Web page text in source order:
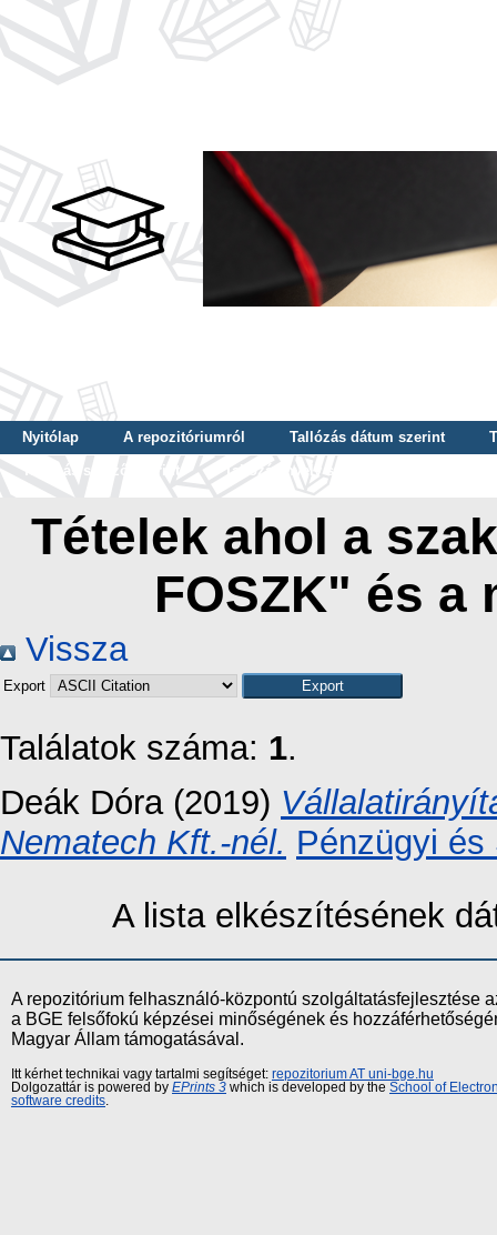
Nyitólap A repozitóriumról Tallózás dátum szerint
Tallózás szerző szerint
Tallózás nyelv szerint
Tételek ahol a
FOSZK" és a
Vissza
Export
Találatok száma: 1.
Deák Dóra (2019)
Nematech Kft.-nél. Pénzügyi és
A lista elkészítésének
A repozitórium felhasználó-központú szolgáltatásfejlesztése
a BGE felsőfokú képzései minőségének és
Magyar Állam támogatásával.
Itt kérhet technikai vagy tartalmi segítséget: repozitorium AT uni-bge.hu
Dolgozattár is powered by EPrints 3 which is developed by the School of
software credits